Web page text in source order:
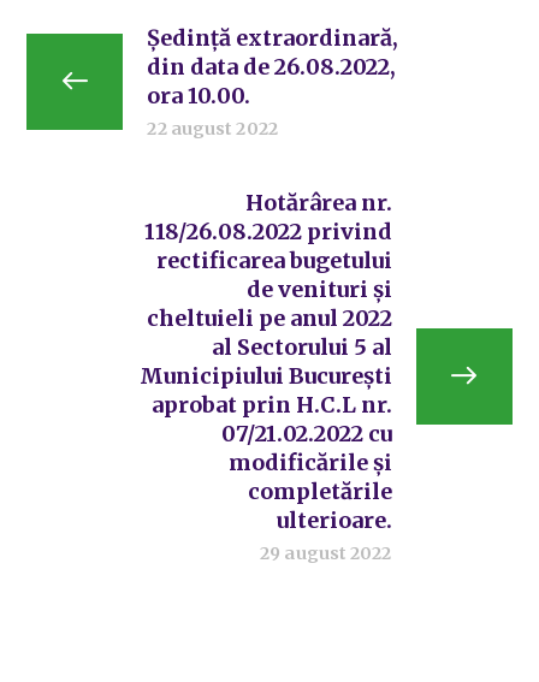
Ședință extraordinară,
din data de 26.08.2022,
ora 10.00.
22 august 2022
Hotărârea nr.
118/26.08.2022 privind
rectificarea bugetului
de venituri și
cheltuieli pe anul 2022
al Sectorului 5 al
Municipiului București
aprobat prin H.C.L nr.
07/21.02.2022 cu
modificările și
completările
ulterioare.
29 august 2022